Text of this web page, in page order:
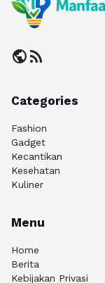
publicrss_feed
Categories
Fashion
Gadget
Kecantikan
Kesehatan
Kuliner
Menu
Home
Berita
Kebijakan Privasi